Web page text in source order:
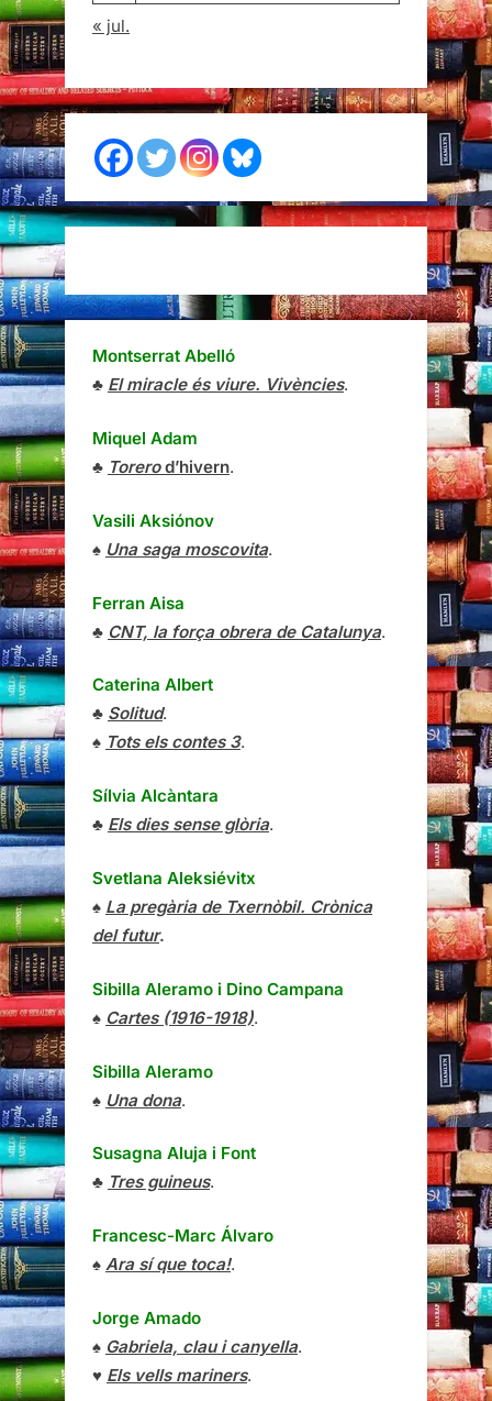
« jul.
Montserrat Abelló
♣ El miracle és viure. Vivències.
Miquel Adam
♣ Torerod’hivern.
Vasili Aksiónov
♠ Una saga moscovita.
Ferran Aisa
♣ CNT, la força obrera de Catalunya.
Caterina Albert
♣ Solitud.
♠ Tots els contes 3.
Sílvia Alcàntara
♣ Els dies sense glòria.
Svetlana Aleksiévitx
♠ La pregària de Txernòbil. Crònica
del futur.
Sibilla Aleramo i Dino Campana
♠ Cartes (1916-1918).
Sibilla Aleramo
♠ Una dona.
Susagna Aluja i Font
♣ Tres guineus.
Francesc-Marc Álvaro
♠ Ara sí que toca!.
Jorge Amado
♠ Gabriela, clau i canyella.
♥ Els vells mariners.